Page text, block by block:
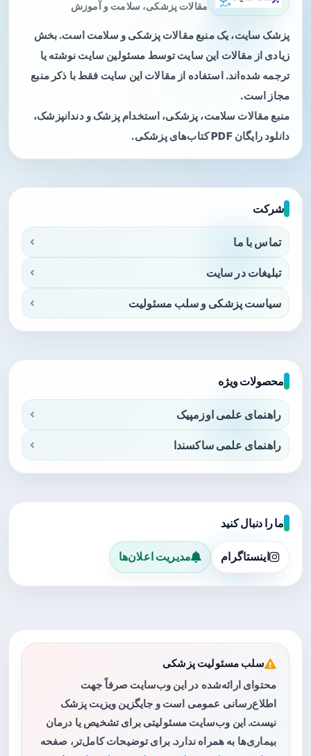
مقالات پزشکی، سلامت و آموزش
پزشک سایت، یک منبع مقالات پزشکی و سلامت است. بخش
زیادی از مقالات این سایت توسط مسئولین سایت نوشته یا
ترجمه شده‌اند. استفاده از مقالات این سایت فقط با ذکر منبع
مجاز است.
منبع مقالات سلامت، پزشکی، استخدام پزشک و دندانپزشک،
دانلود رایگان PDF کتاب‌های پزشکی.
شرکت
تماس با ما
تبلیغات در سایت
سیاست پزشکی و سلب مسئولیت
محصولات ویژه
راهنمای علمی اوزمپیک
راهنمای علمی ساکسندا
ما را دنبال کنید
اینستاگرام مدیریت اعلان‌ها
سلب مسئولیت پزشکی
محتوای ارائه‌شده در این وب‌سایت صرفاً جهت
اطلاع‌رسانی عمومی است و جایگزین ویزیت پزشک
نیست. این وب‌سایت مسئولیتی برای تشخیص یا درمان
بیماری‌ها به همراه ندارد. برای توضیحات کامل‌تر، صفحه